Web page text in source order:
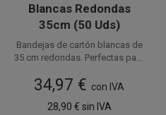
Blancas Redondas
35cm (50 Uds)
Bandejas de cartón blancas de
35 cm redondas. Perfectas para
presentación de alimentos.
Estas bandejas de cartón
desechables están fabricadas
paquetes de 50 unidades.
34,97 € con IVA
28,90 € sin IVA